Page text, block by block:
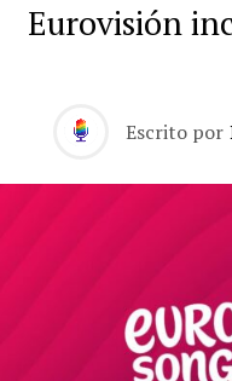
Eurovisión
Escrito por